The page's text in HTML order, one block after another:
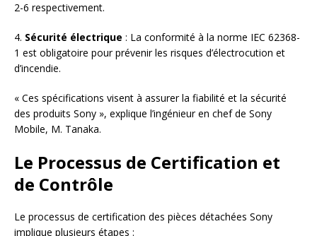
2-6 respectivement.
4. Sécurité électrique : La conformité à la norme IEC 62368-
1 est obligatoire pour prévenir les risques d’électrocution et
d’incendie.
« Ces spécifications visent à assurer la fiabilité et la sécurité
des produits Sony », explique l’ingénieur en chef de Sony
Mobile, M. Tanaka.
Le Processus de Certification et
de Contrôle
Le processus de certification des pièces détachées Sony
implique plusieurs étapes :